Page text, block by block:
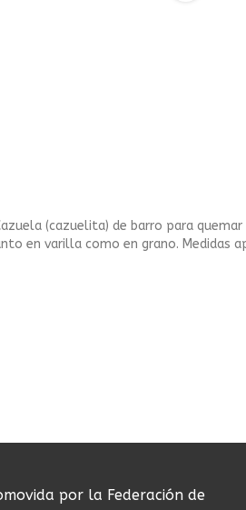
(cazuelita) de barro para
en varilla como en grano. Medidas
por la Federación de